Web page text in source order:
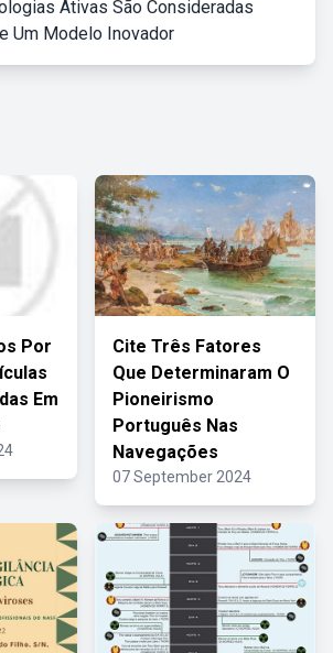
Ativas São Consideradas
Um Modelo Inovador
Por
Em
Cite Três Fatores
Que Determinaram O
Pioneirismo
Português Nas
Navegações
07 September 2024